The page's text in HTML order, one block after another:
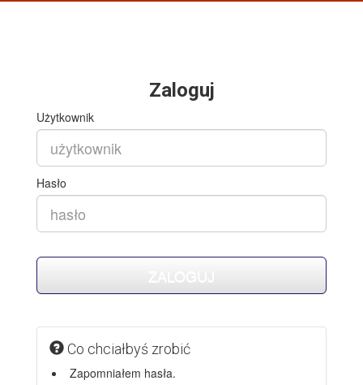
Zaloguj
Użytkownik
Hasło
Co chciałbyś zrobić
Zapomniałem hasła.